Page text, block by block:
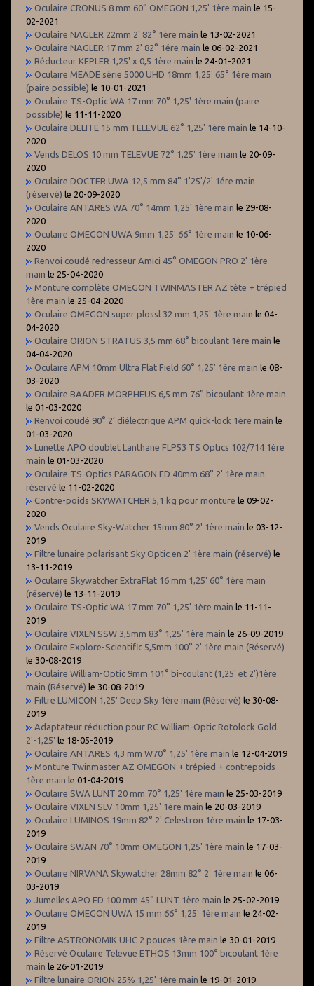
Oculaire CRONUS 8 mm 60° OMEGON 1,25' 1ère main le 15-
02-2021
Oculaire NAGLER 22mm 2' 82° 1ère main le 13-02-2021
Oculaire NAGLER 17 mm 2' 82° 1ére main le 06-02-2021
Réducteur KEPLER 1,25' x 0,5 1ère main le 24-01-2021
Oculaire MEADE série 5000 UHD 18mm 1,25' 65° 1ère main
(paire possible) le 10-01-2021
Oculaire TS-Optic WA 17 mm 70° 1,25' 1ère main (paire
possible) le 11-11-2020
Oculaire DELITE 15 mm TELEVUE 62° 1,25' 1ère main le 14-10-
2020
Vends DELOS 10 mm TELEVUE 72° 1,25' 1ère main le 20-09-
2020
Oculaire DOCTER UWA 12,5 mm 84° 1'25'/2' 1ére main
(réservé) le 20-09-2020
Oculaire ANTARES WA 70° 14mm 1,25' 1ère main le 29-08-
2020
Oculaire OMEGON UWA 9mm 1,25' 66° 1ère main le 10-06-
2020
Renvoi coudé redresseur Amici 45° OMEGON PRO 2' 1ère
main le 25-04-2020
Monture complète OMEGON TWINMASTER AZ tête + trépied
1ère main le 25-04-2020
Oculaire OMEGON super plossl 32 mm 1,25' 1ère main le 04-
04-2020
Oculaire ORION STRATUS 3,5 mm 68° bicoulant 1ère main le
04-04-2020
Oculaire APM 10mm Ultra Flat Field 60° 1,25' 1ère main le 08-
03-2020
Oculaire BAADER MORPHEUS 6,5 mm 76° bicoulant 1ère main
le 01-03-2020
Renvoi coudé 90° 2’ diélectrique APM quick-lock 1ère main le
01-03-2020
Lunette APO doublet Lanthane FLP53 TS Optics 102/714 1ère
main le 01-03-2020
Oculaire TS-Optics PARAGON ED 40mm 68° 2' 1ère main
réservé le 11-02-2020
Contre-poids SKYWATCHER 5,1 kg pour monture le 09-02-
2020
Vends Oculaire Sky-Watcher 15mm 80° 2' 1ère main le 03-12-
2019
Filtre lunaire polarisant Sky Optic en 2' 1ère main (réservé) le
13-11-2019
Oculaire Skywatcher ExtraFlat 16 mm 1,25' 60° 1ère main
(réservé) le 13-11-2019
Oculaire TS-Optic WA 17 mm 70° 1,25' 1ère main le 11-11-
2019
Oculaire VIXEN SSW 3,5mm 83° 1,25' 1ère main le 26-09-2019
Oculaire Explore-Scientific 5,5mm 100° 2' 1ère main (Réservé)
le 30-08-2019
Oculaire William-Optic 9mm 101° bi-coulant (1,25' et 2')1ère
main (Réservé) le 30-08-2019
Filtre LUMICON 1,25' Deep Sky 1ère main (Réservé) le 30-08-
2019
Adaptateur réduction pour RC William-Optic Rotolock Gold
2'-1,25' le 18-05-2019
Oculaire ANTARES 4,3 mm W70° 1,25' 1ère main le 12-04-2019
Monture Twinmaster AZ OMEGON + trépied + contrepoids
1ère main le 01-04-2019
Oculaire SWA LUNT 20 mm 70° 1,25' 1ère main le 25-03-2019
Oculaire VIXEN SLV 10mm 1,25' 1ère main le 20-03-2019
Oculaire LUMINOS 19mm 82° 2' Celestron 1ère main le 17-03-
2019
Oculaire SWAN 70° 10mm OMEGON 1,25' 1ère main le 17-03-
2019
Oculaire NIRVANA Skywatcher 28mm 82° 2' 1ère main le 06-
03-2019
Jumelles APO ED 100 mm 45° LUNT 1ère main le 25-02-2019
Oculaire OMEGON UWA 15 mm 66° 1,25' 1ère main le 24-02-
2019
Filtre ASTRONOMIK UHC 2 pouces 1ère main le 30-01-2019
Réservé Oculaire Televue ETHOS 13mm 100° bicoulant 1ère
main le 26-01-2019
Filtre lunaire ORION 25% 1,25' 1ère main le 19-01-2019